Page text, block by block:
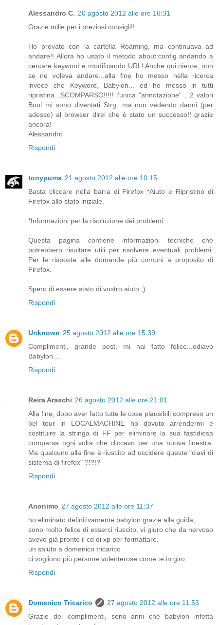
Alessandro C. 20 agosto 2012 alle ore 16:31
Grazie mille per i preziosi consigli!!
Ho provato con la cartella Roaming, ma continuava ad
andare!! Allora ho usato il metodo about:config andando a
cercare keyword e modificando URL! Anche qui niente, non
se ne voleva andare...alla fine ho messo nella ricerca
invece che Keyword, Babylon... ed ho messo in tutti
ripristina...SCOMPARSO!!!!! l'unica "annotazione" , 2 valori
Bool mi sono diventati Strg...ma non vedendo danni (per
adesso) al browser direi che è stato un successo!! grazie
ancora!
Alessandro
Rispondi
tonypuma 21 agosto 2012 alle ore 10:15
Basta cliccare nella barra di Firefox *Aiuto e Ripristino di
Firefox allo stato iniziale.
*Informazioni per la risoluzione dei problemi
Questa pagina contiene informazioni tecniche che
potrebbero risultare utili per risolvere eventuali problemi.
Per le risposte alle domande più comuni a proposito di
Firefox.
Spero di essere stato di vostro aiuto ;)
Rispondi
Unknown 25 agosto 2012 alle ore 15:39
Complimenti, grande post, mi hai fatto felice...odiavo
Babylon....
Rispondi
Reira Araschi 26 agosto 2012 alle ore 21:01
Alla fine, dopo aver fatto tutte le cose plausibili compreso un
bel tour in LOCALMACHINE ho dovuto arrendermi e
sostituire la stringa di FF per eliminare la sua fastidiosa
comparsa ogni volta che cliccavo per una nuova finestra.
Ma qualcuno alla fine è riuscito ad uccidere queste "ciavi di
sistema di firefox" ?!?!?
Rispondi
Anonimo 27 agosto 2012 alle ore 11:37
ho eliminato definitivamente babylon grazie alla guida,
sono molto felice di esserci riuscito, vi giuro che da nervoso
avevo già pronto il cd di xp per formattare.
un saluto a domenico tricarico
ci vogliono più persone volenterose come te in giro.
Rispondi
Domenico Tricarico
27 agosto 2012 alle ore 11:53
Grazie dei complimenti, sono anni che babylon infetta